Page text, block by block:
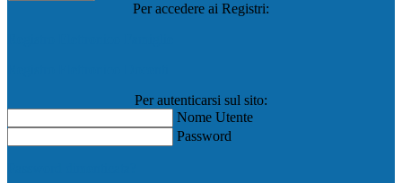
Per accedere ai Registri:
Per autenticarsi sul sito:
Nome Utente
Password